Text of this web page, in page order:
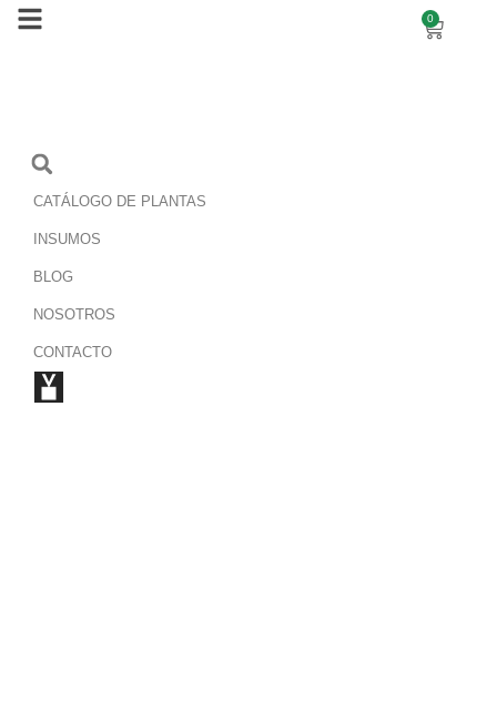
0
CATÁLOGO DE PLANTAS
INSUMOS
BLOG
NOSOTROS
CONTACTO